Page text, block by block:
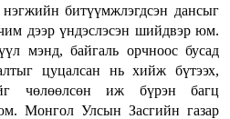
битүүмжлэгдсэн дансыг
дээр үндэслэсэн шийдвэр юм.
мэнд, байгаль орчноос бусад
цуцалсан нь хийж бүтээх,
чөлөөлсөн иж бүрэн багц
Монгол Улсын Засгийн газар